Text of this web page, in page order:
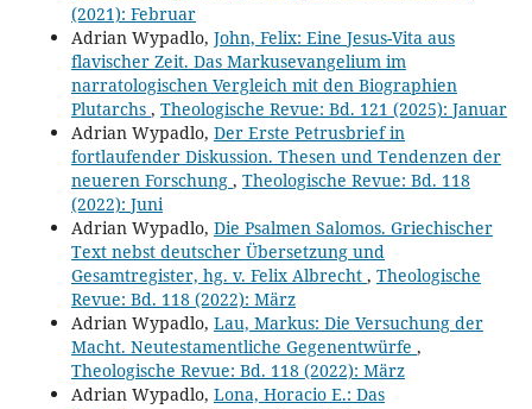
(2021): Februar
Adrian Wypadlo, John, Felix: Eine Jesus-Vita aus
flavischer Zeit. Das Markusevangelium im
narratologischen Vergleich mit den Biographien
Plutarchs , Theologische Revue: Bd. 121 (2025): Januar
Adrian Wypadlo, Der Erste Petrusbrief in
fortlaufender Diskussion. Thesen und Tendenzen der
neueren Forschung , Theologische Revue: Bd. 118
(2022): Juni
Adrian Wypadlo, Die Psalmen Salomos. Griechischer
Text nebst deutscher Übersetzung und
Gesamtregister, hg. v. Felix Albrecht , Theologische
Revue: Bd. 118 (2022): März
Adrian Wypadlo, Lau, Markus: Die Versuchung der
Macht. Neutestamentliche Gegenentwürfe ,
Theologische Revue: Bd. 118 (2022): März
Adrian Wypadlo, Lona, Horacio E.: Das